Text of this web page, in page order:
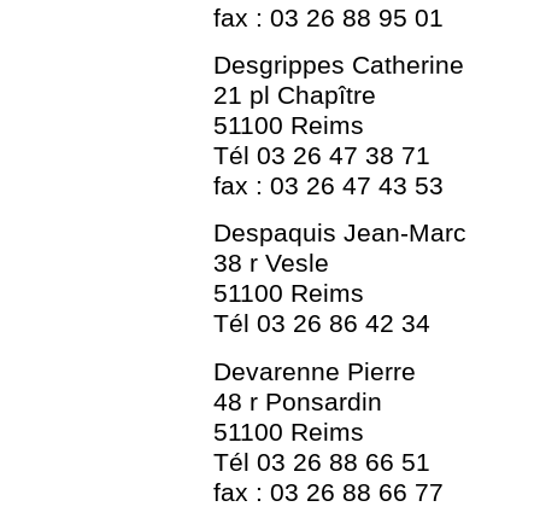
fax : 03 26 88 95 01
Desgrippes Catherine
21 pl Chapître
51100 Reims
Tél 03 26 47 38 71
fax : 03 26 47 43 53
Despaquis Jean-Marc
38 r Vesle
51100 Reims
Tél 03 26 86 42 34
Devarenne Pierre
48 r Ponsardin
51100 Reims
Tél 03 26 88 66 51
fax : 03 26 88 66 77